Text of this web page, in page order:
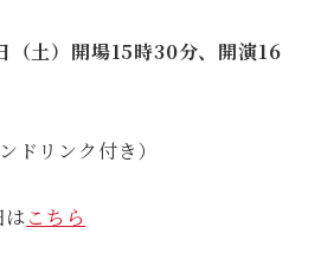
（土）開場15時30分、開演16
ドリンク付き）
はこちら